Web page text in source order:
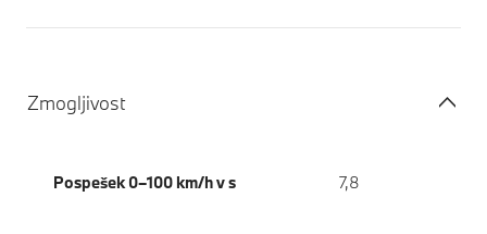
Zmogljivost
Pospešek 0–100 km/h v s 7,8